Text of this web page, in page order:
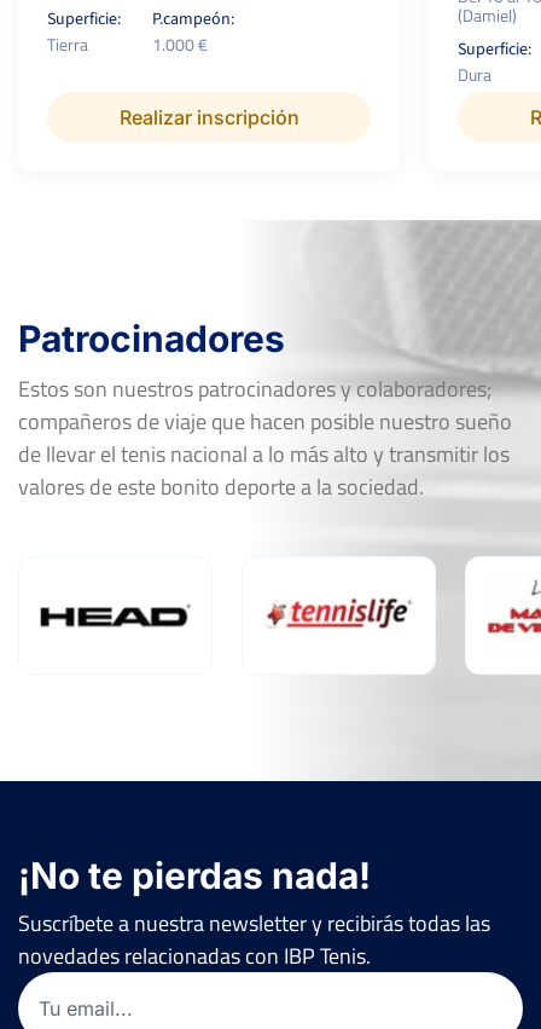
Superficie:
Tierra
P.campeón:
1.000 €
Realizar inscripción
(Damiel)
Superficie:
Dura
Patrocinadores
Estos son nuestros patrocinadores y colaboradores;
compañeros de viaje que hacen posible nuestro sueño
de llevar el tenis nacional a lo más alto y transmitir los
valores de este bonito deporte a la sociedad.
¡No te pierdas nada!
Suscríbete a nuestra newsletter y recibirás todas las
novedades relacionadas con IBP Tenis.
Email